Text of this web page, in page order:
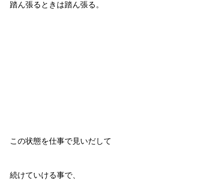
踏ん張るときは踏ん張る。
この状態を仕事で見いだして
続けていける事で、